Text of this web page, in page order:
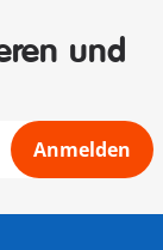
und
Anmelden